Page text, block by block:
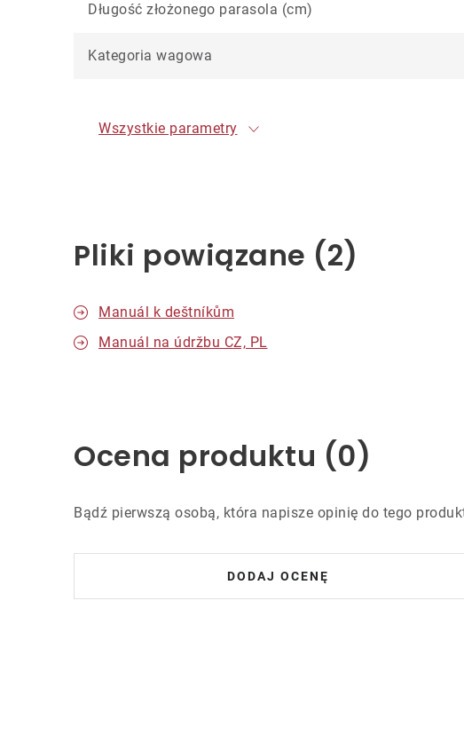
Długość złożonego parasola (cm)
Kategoria wagowa
Wszystkie parametry
Pliki powiązane (2)
Manuál k deštníkům
Manuál na údržbu CZ, PL
Ocena produktu (0)
Bądź pierwszą osobą, która napisze opinię do tego
DODAJ OCENĘ